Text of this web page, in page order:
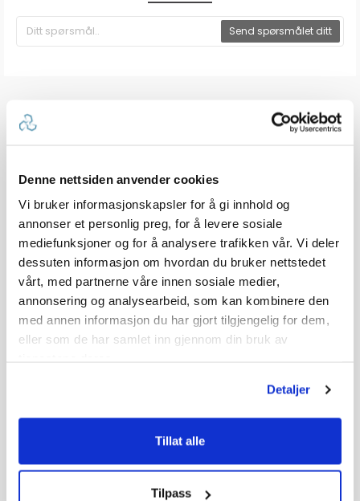
Denne nettsiden anvender cookies
Vi bruker informasjonskapsler for å gi innhold og
annonser et personlig preg, for å levere sosiale
mediefunksjoner og for å analysere trafikken vår. Vi deler
dessuten informasjon om hvordan du bruker nettstedet
vårt, med partnerne våre innen sosiale medier,
annonsering og analysearbeid, som kan kombinere den
med annen informasjon du har gjort tilgjengelig for dem,
eller som de har samlet inn gjennom din bruk av
Detaljer
Tillat alle
Tilpass
Send spørsmålet ditt